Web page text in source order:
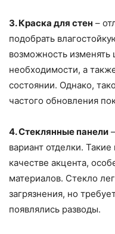
3. Краска для стен –
подобрать
возможность изменять
необходимости, а
состоянии. Однако,
частого обновления
4. Стеклянные панели
вариант отделки.
качестве акцента,
материалов. Стекло
загрязнения, но
появлялись разводы.